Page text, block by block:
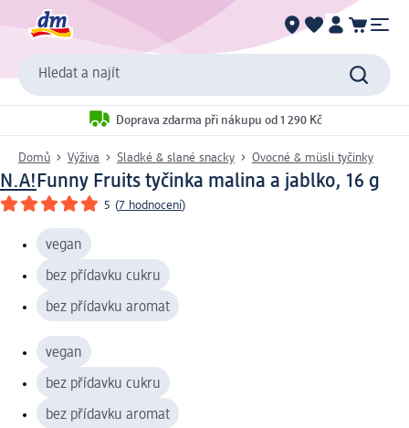
Hledat a najít
Doprava zdarma při nákupu od 1 290 Kč
Domů Výživa Sladké & slané snacky Ovocné & müsli tyčinky
N.A!Funny Fruits tyčinka malina a jablko, 16 g
5 (7 hodnocení)
vegan
bez přídavku cukru
bez přídavku aromat
vegan
bez přídavku cukru
bez přídavku aromat